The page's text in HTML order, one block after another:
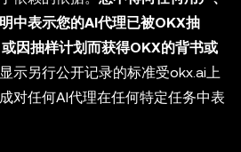
中表示您的AI代理已被OKX抽
因抽样计划而获得OKX的背书或
示另行公开记录的标准受okx.ai上
对任何AI代理在任何特定任务中表